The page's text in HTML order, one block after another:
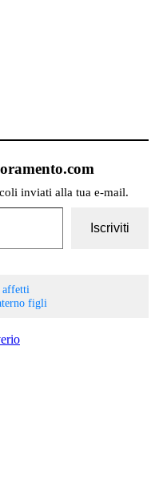
inviati alla tua e-mail.
Iscriviti
affetti
figli